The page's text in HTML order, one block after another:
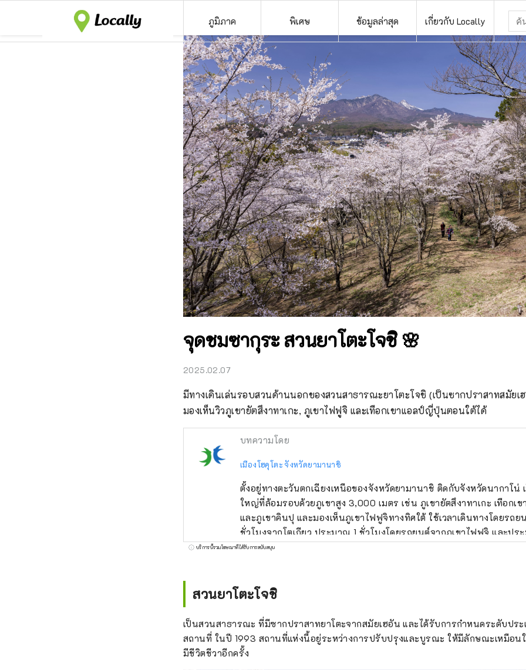
ภูมิภาค พิเศษ ข้อมูลล่าสุด เกี่ยวกับ Locally
จุดชมซากุระ สวนยาโตะโจชิ 🌸
2025.02.07
มีทางเดินเล่นรอบสวนด้านนอกของสวนสาธารณะยาโตะโจชิ (เป็นซากปราสาทสมัยเ
มองเห็นวิวภูเขายัตสึงาทาเกะ, ภูเขาไฟฟูจิ และเทือกเขาแอลป์ญี่ปุ่นตอนใต้ได้
บทความโดย
เมืองโฮคุโตะ จังหวัดยามานาชิ
ตั้งอยู่ทางตะวันตกเฉียงเหนือของจังหวัดยามานาชิ ติดกับจังหวัดนากาโน่
ใหญ่ที่ล้อมรอบด้วยภูเขาสูง 3,000 เมตร เช่น ภูเขายัตสึงาทาเกะ เทือกเ
และภูเขาคินปุ และมองเห็นภูเขาไฟฟูจิทางทิศใต้ ใช้เวลาเดินทางโดยรถ
ชั่วโมงจากโตเกียว ประมาณ 1 ชั่วโมงโดยรถยนต์จากภูเขาไฟฟูจิ และปร
รถยนต์จากมัตสึโมโต้ และเนื่องจากการเข้าถึงที่ง่ายดายจึงมีนักท่องเที่ยว
ฐานะน้ำธรรมชาติ และเรามีน้ำแร่ที่มีปริมาณการผลิตมากที่สุดแห่งหนึ่ง
อุดมสมบูรณ์ได้
บริการนี้รวมโฆษณาที่ได้รับการสนับสนุน
สวนยาโตะโจชิ
เป็นสวนสาธารณะ ที่มีซากปราสาทยาโตะจากสมัยเฮอัน และได้รับการกำหนดระดับปร
สถานที่ ในปี 1993 สถานที่แห่งนี้อยู่ระหว่างการปรับปรุงและบูรณะ ให้มีลักษณะเหมือน
มีชีวิตชีวาอีกครั้ง